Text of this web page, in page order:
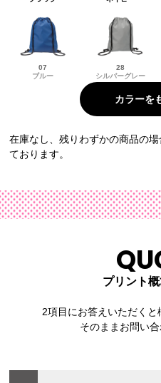
07
ブルー
28
シルバーグレー
在庫なし、残りわずかの商品の場
ております。
プリント
2項目にお答えいただくと
そのままお問い合